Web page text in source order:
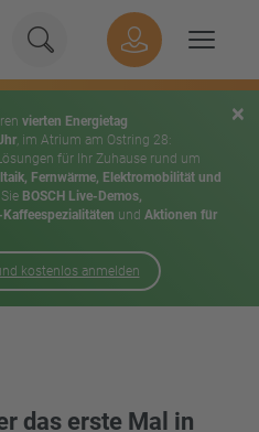
×
vierten Energietag
, im Atrium am Ostring 28:
für Ihr Zuhause rund um
Fernwärme, Elektromobilität und
BOSCH Live-Demos,
und Aktionen für
kostenlos anmelden
Geben Sie hier Ihren
Suchen
das erste Mal in